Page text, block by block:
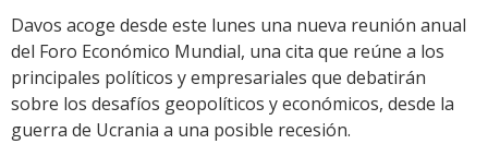
Link
Davos acoge desde este lunes una nueva reunión anual
del Foro Económico Mundial, una cita que reúne a los
principales políticos y empresariales que debatirán
sobre los desafíos geopolíticos y económicos, desde la
guerra de Ucrania a una posible recesión.